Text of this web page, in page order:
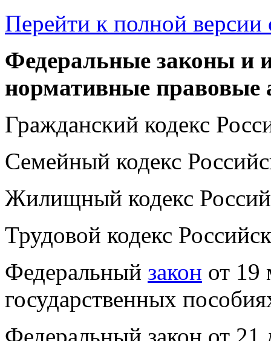
Перейти к полной версии
Федеральные законы и
нормативные правовые
Гражданский кодекс
Семейный кодекс
Жилищный кодекс
Трудовой кодекс
Федеральный закон от 19
государственных
Федеральный закон от